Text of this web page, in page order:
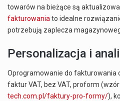
towarów na bieżące są
fakturowania to idealne
potrzebują zaplecza
Personalizacja i
Oprogramowanie do fakturowania
faktur VAT, bez VAT, proform (wzór:
tech.com.pl/faktury-pro-formy/),